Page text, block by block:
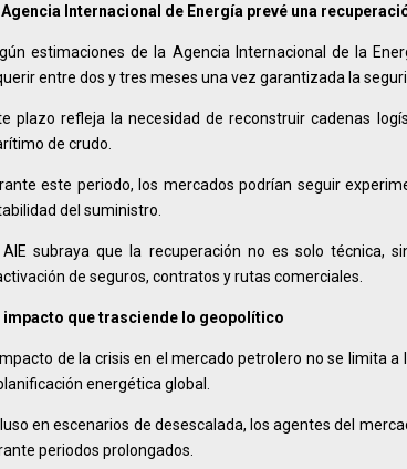
Agencia Internacional de Energía prevé una
estimaciones de la Agencia Internacional de la
entre dos y tres meses una vez garantizada la
plazo refleja la necesidad de reconstruir cadenas
de crudo.
este periodo, los mercados podrían seguir
del suministro.
AIE subraya que la recuperación no es solo técnica,
de seguros, contratos y rutas comerciales.
impacto que trasciende lo geopolítico
de la crisis en el mercado petrolero no se limita
energética global.
en escenarios de desescalada, los agentes del
periodos prolongados.